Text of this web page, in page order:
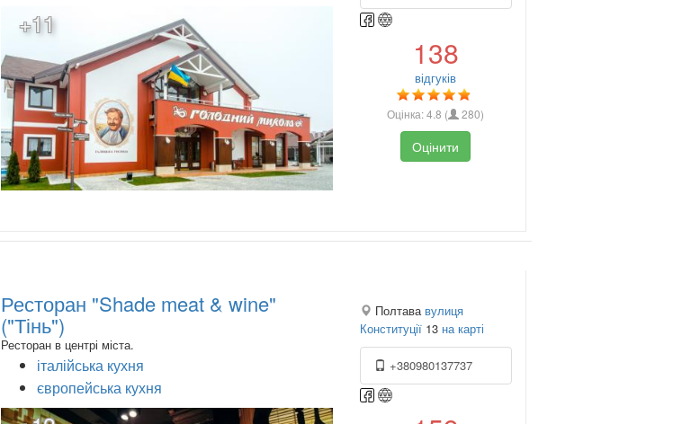
+11
138
відгуків
Оцінка:4.8 ( 280)
Оцінити
Ресторан "Shade meat & wine"
("Тінь")
Ресторан в центрі міста.
італійська кухня
європейська кухня
Полтава вулиця
Конституції13 на карті
+380980137737